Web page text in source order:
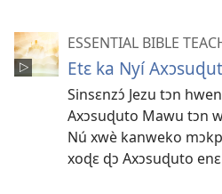
ESSENTIAL BIBLE
Etɛ ka Nyí
Sinsɛnzɔ́ Jezu tɔn
Axɔsuɖuto Mawu tɔn
Nú xwè kanweko
xoɖɛ ɖɔ Axɔsuɖuto